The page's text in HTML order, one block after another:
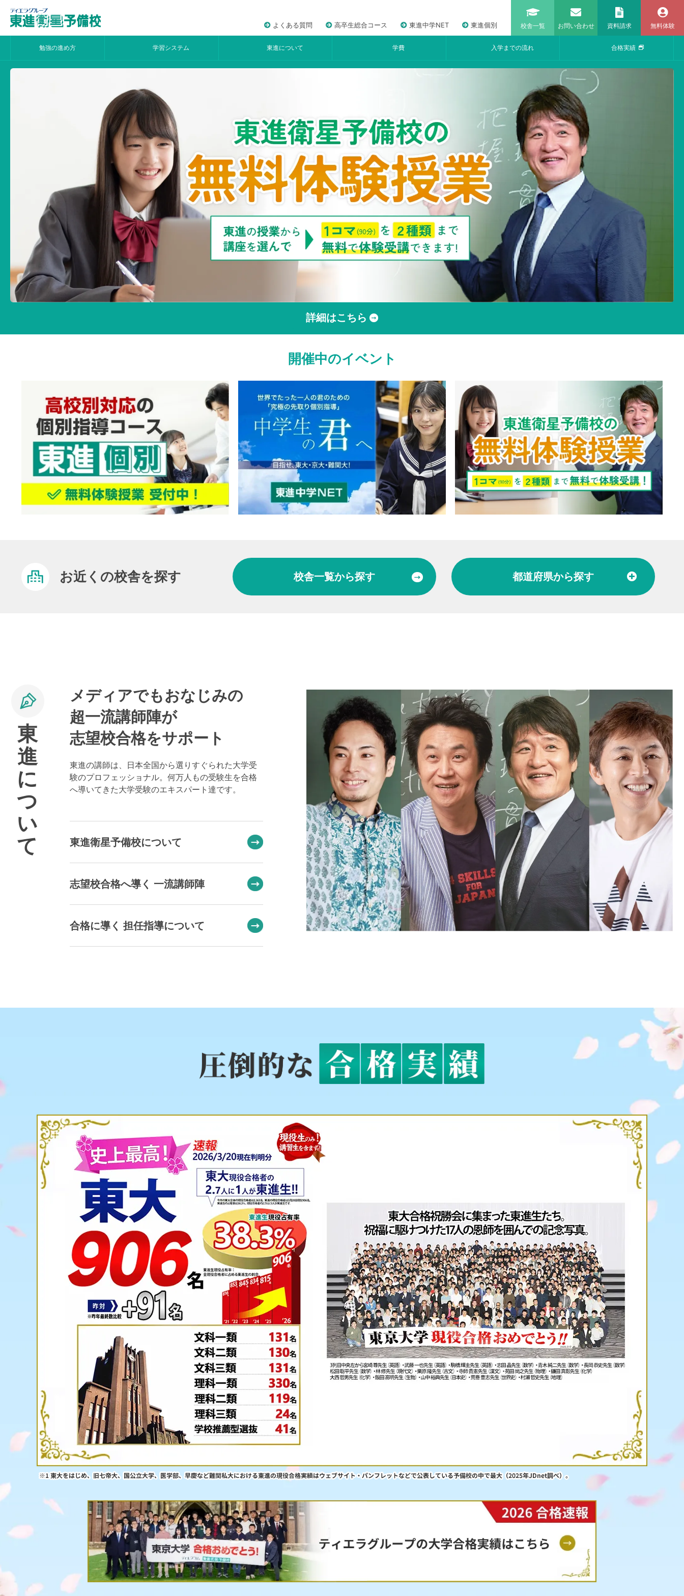
よくある質問 高卒生総合コース 東進中学NET 東進個別 校舎一覧 お問い合わせ 資料請求 無料体験
勉強の進め方 学習システム 東進について 学費 入学までの流れ 合格実績
詳細はこちら
開催中のイベント
お近くの校舎を探す 校舎一覧から探す 都道府県から探す
中国 山口県
九州 福岡県 熊本県 長崎県
東
進
に
つ
い
て
メディアでもおなじみの
超一流講師陣が
志望校合格をサポート
東進の講師は、日本全国から選りすぐられた大学受
験のプロフェッショナル。何万人もの受験生を合格
へ導いてきた大学受験のエキスパート達です。
東進衛星予備校について
志望校合格へ導く 一流講師陣
合格に導く 担任指導について